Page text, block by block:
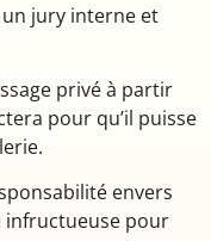
jury interne et
privé à partir
pour qu’il puisse
envers
infructueuse pour